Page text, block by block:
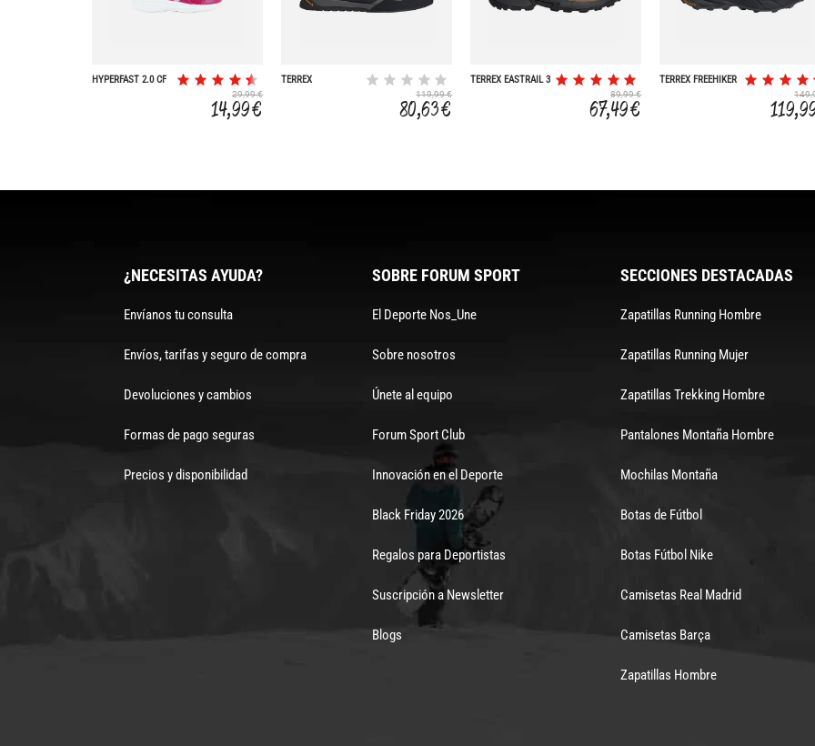
HYPERFAST 2.0 CF
29,99 €
14,99 €
TERREX
119,99 €
80,63 €
TERREX EASTRAIL 3
89,99 €
67,49 €
TERREX FREEHIKER
¿NECESITAS AYUDA?
Envíanos tu consulta
Envíos, tarifas y seguro de compra
Devoluciones y cambios
Formas de pago seguras
Precios y disponibilidad
SOBRE FORUM SPORT
El Deporte Nos_Une
Sobre nosotros
Únete al equipo
Forum Sport Club
Innovación en el Deporte
Black Friday 2026
Regalos para Deportistas
Suscripción a Newsletter
Blogs
SECCIONES DESTACADAS
Zapatillas Running Hombre
Zapatillas Running Mujer
Zapatillas Trekking Hombre
Pantalones Montaña Hombre
Mochilas Montaña
Botas de Fútbol
Botas Fútbol Nike
Camisetas Real Madrid
Camisetas Barça
Zapatillas Hombre